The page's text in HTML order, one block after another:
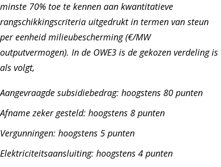
minste 70% toe te kennen aan kwantitatieve
rangschikkingscriteria uitgedrukt in termen van steun
per eenheid milieubescherming (€/MW
outputvermogen). In de OWE3 is de gekozen verdeling is
als volgt,
Aangevraagde subsidiebedrag: hoogstens 80 punten
Afname zeker gesteld: hoogstens 8 punten
Vergunningen: hoogstens 5 punten
Elektriciteitsaansluiting: hoogstens 4 punten